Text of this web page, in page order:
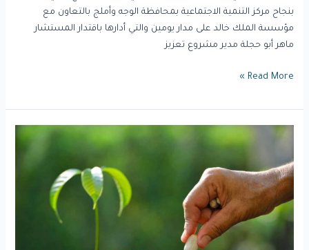
بنجاح مركز التنمية الاجتماعية بمحافظة الوجه وأملج بالتعاون مع
مؤسسة الملك خالد على مدار يومين والتي أدارها باقتدار المستشار
ماهر أبو حجلة مدير مشروع تعزيز
Read More »
و”الذكاء
الاصطناعي”
يسهمان
في